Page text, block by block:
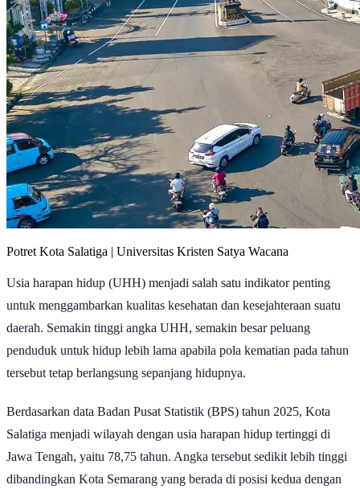
Potret Kota Salatiga | Universitas Kristen Satya Wacana
Usia harapan hidup (UHH) menjadi salah satu indikator penting
untuk menggambarkan kualitas kesehatan dan kesejahteraan suatu
daerah. Semakin tinggi angka UHH, semakin besar peluang
penduduk untuk hidup lebih lama apabila pola kematian pada tahun
tersebut tetap berlangsung sepanjang hidupnya.
Berdasarkan data Badan Pusat Statistik (BPS) tahun 2025, Kota
Salatiga menjadi wilayah dengan usia harapan hidup tertinggi di
Jawa Tengah, yaitu 78,75 tahun. Angka tersebut sedikit lebih tinggi
dibandingkan Kota Semarang yang berada di posisi kedua dengan